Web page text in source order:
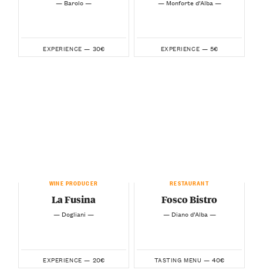
EXPERIENCE — 30€ EXPERIENCE — 5€
WINE PRODUCER
La Fusina
— Dogliani —
EXPERIENCE — 20€
RESTAURANT
Fosco Bistro
— Diano d’Alba —
TASTING MENU — 40€